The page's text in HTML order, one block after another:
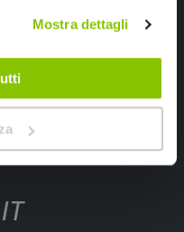
Mostra dettagli
privacy policy